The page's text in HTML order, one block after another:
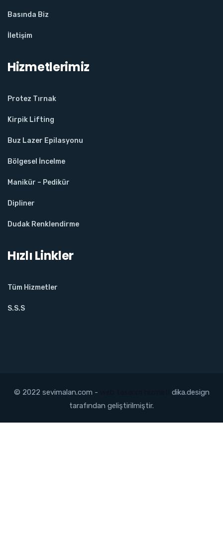
Basında Biz
İletişim
Hizmetlerimiz
Protez Tırnak
Kirpik Lifting
Buz Lazer Epilasyonu
Bölgesel İncelme
Manikür – Pedikür
Dipliner
Dudak Renklendirme
Hızlı Linkler
Tüm Hizmetler
S.S.S
© 2022 sevimalan.com -
dika.design
tarafından geliştirilmiştir.